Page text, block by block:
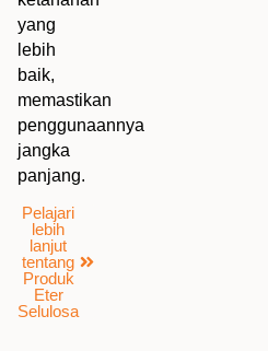
yang
lebih
baik,
memastikan
penggunaannya
jangka
panjang.
Pelajari
lebih
lanjut
tentang
Produk
Eter
Selulosa